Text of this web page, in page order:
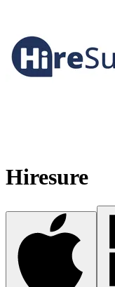
Hiresure